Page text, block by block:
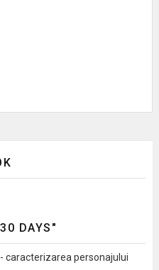
DAYS"
caracterizarea personajului